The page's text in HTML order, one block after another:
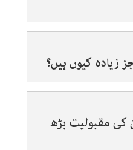
زیادہ کیوں ہیں؟
کی مقبولیت بڑھ